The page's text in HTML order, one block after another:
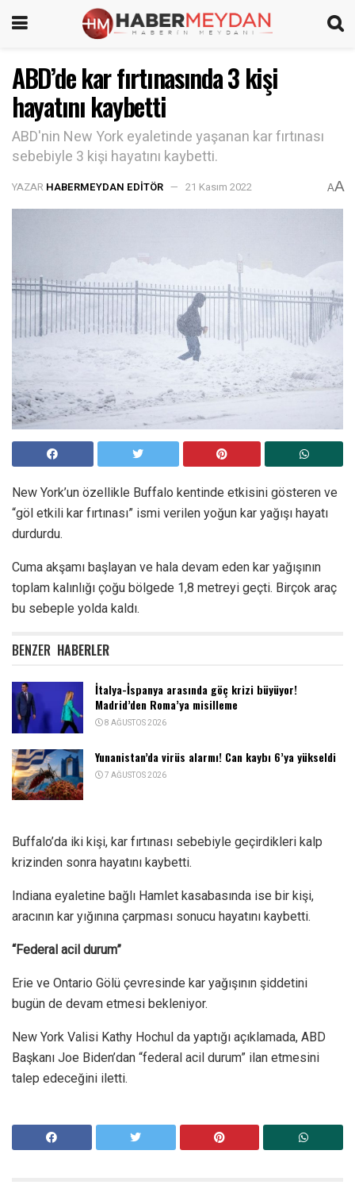
ABD’de kar fırtınasında 3 kişi
hayatını kaybetti
ABD'nin New York eyaletinde yaşanan kar fırtınası
sebebiyle 3 kişi hayatını kaybetti.
YAZAR HABERMEYDAN EDITÖR 21 Kasım 2022 AA
New York’un özellikle Buffalo kentinde etkisini gösteren ve
“göl etkili kar fırtınası” ismi verilen yoğun kar yağışı hayatı
durdurdu.
Cuma akşamı başlayan ve hala devam eden kar yağışının
toplam kalınlığı çoğu bölgede 1,8 metreyi geçti. Birçok araç
bu sebeple yolda kaldı.
BENZER HABERLER
İtalya-İspanya arasında göç krizi büyüyor!
Madrid’den Roma’ya misilleme
8 AĞUSTOS 2026
Yunanistan’da virüs alarmı! Can kaybı 6’ya yükseldi
7 AĞUSTOS 2026
Buffalo’da iki kişi, kar fırtınası sebebiyle geçirdikleri kalp
krizinden sonra hayatını kaybetti.
Indiana eyaletine bağlı Hamlet kasabasında ise bir kişi,
aracının kar yığınına çarpması sonucu hayatını kaybetti.
“Federal acil durum”
Erie ve Ontario Gölü çevresinde kar yağışının şiddetini
bugün de devam etmesi bekleniyor.
New York Valisi Kathy Hochul da yaptığı açıklamada, ABD
Başkanı Joe Biden’dan “federal acil durum” ilan etmesini
talep edeceğini iletti.